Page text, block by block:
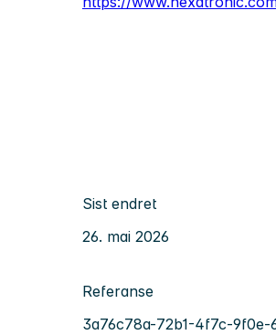
Sist endret
26. mai 2026
Referanse
3a76c78a-72b1-4f7c-9f0e-